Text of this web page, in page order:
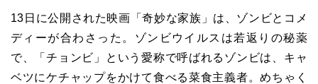
13日に公開された映画「奇妙な家族」は、ゾンビとコメ
ディーが合わさった。ゾンビウイルスは若返りの秘薬
で、「チョンビ」という愛称で呼ばれるゾンビは、キャ
ベツにケチャップをかけて食べる菜食主義者。めちゃく